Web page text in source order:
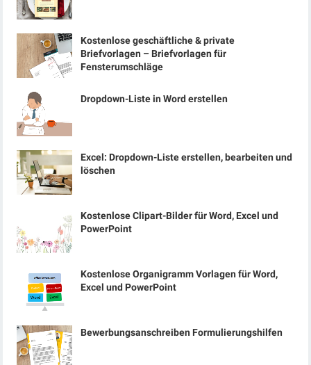
Kostenlose geschäftliche & private
Briefvorlagen – Briefvorlagen für
Fensterumschläge
Dropdown-Liste in Word erstellen
Excel: Dropdown-Liste erstellen, bearbeiten und
löschen
Kostenlose Clipart-Bilder für Word, Excel und
PowerPoint
Kostenlose Organigramm Vorlagen für Word,
Excel und PowerPoint
Bewerbungsanschreiben Formulierungshilfen